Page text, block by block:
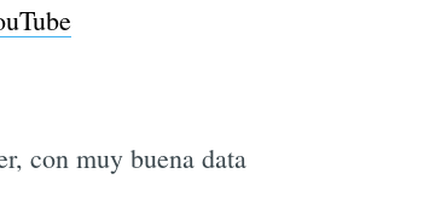
con muy buena data